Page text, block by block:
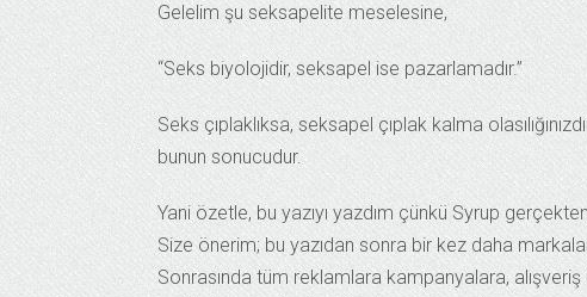
Gelelim şu seksapelite meselesine,
“Seks biyolojidir, seksapel ise pazarlamadır.”
Seks çıplaklıksa, seksapel çıplak kalma
bunun sonucudur.
Yani özetle, bu yazıyı yazdım çünkü Syrup
Size önerim; bu yazıdan sonra bir kez daha
Sonrasında tüm reklamlara kampanyalara,